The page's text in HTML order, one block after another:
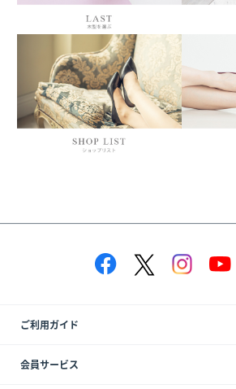
ご利用ガイド
会員サービス